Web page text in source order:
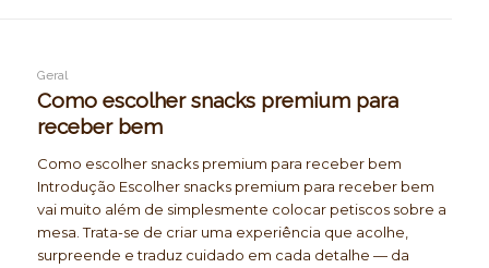
Geral
Como escolher snacks premium para
receber bem
Como escolher snacks premium para receber bem
Introdução Escolher snacks premium para receber bem
vai muito além de simplesmente colocar petiscos sobre a
mesa. Trata-se de criar uma experiência que acolhe,
surpreende e traduz cuidado em cada detalhe — da